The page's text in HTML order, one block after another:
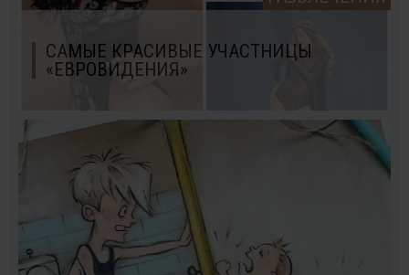
САМЫЕ КРАСИВЫЕ УЧАСТНИЦЫ
«ЕВРОВИДЕНИЯ»